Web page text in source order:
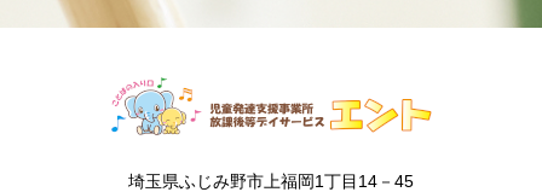
埼玉県ふじみ野市上福岡1丁目14－45